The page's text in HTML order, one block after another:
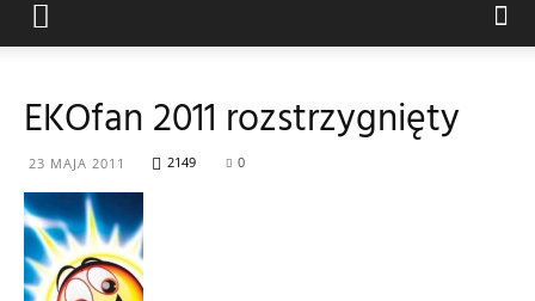
ekologiczna
EKOfan 2011 rozstrzygnięty
23 MAJA 2011 2149 0